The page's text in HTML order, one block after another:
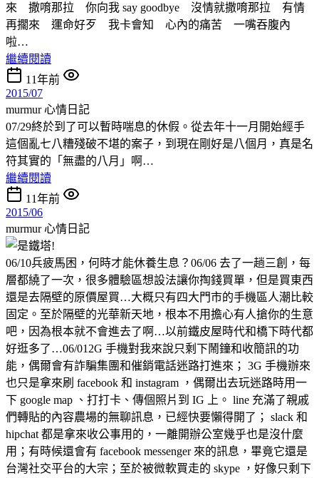
來 撒唷那拉 你向我 say goodbye 沒情就撒唷那拉 有情
再擱來 運命好歹 我卡會知 心內的痛苦 一嘴吞腹內
啦…
繼續閱讀
11年前
2015/07
murmur心情日記
07/29終於到了可以暫時喘息的休假。從去年十一月開始經手
這個亂七八糟殘破不堪的案子，到現在剛好是八個月，真是名
符其實的「無盡的八月」啊…
繼續閱讀
11年前
2015/06
murmur心情日記
06/10兵疲馬困，何時才能休養生息？06/06 去了一趟三創，每
層都繞了一次，很多體驗區想設法讓你掏錢買單，但是買東西
還是去隔壁的原價屋買…大概只有四大門市的手機區人潮比較
固定。至於隔壁的光華新天地，根本不用擔心有人搶你的生意
吧，因為根本就不會進去了啊…以前鐵皮屋時代和橋下時代都
好逛多了…06/012G 手機對我來說只剩下鬧鐘和收簡訊的功
能，偶爾會有詐騙集團和催銷電話迷路打進來； 3G 手機辦來
也只是拿來刷 facebook 和 instagram ，偶爾出去玩迷路時用一
下 google map 、打打卡、傳個照片到 IG 上。 line 充滿了親戚
們轉貼的內容農場的無聊訊息，已經快要懶得開了； slack 和
hipchat 都是拿來收公事用的，一離開辦公室幾乎也是沒什麼
用；有時候還會有 facebook messenger 來的訊息，畢竟它還是
台灣社交平台的大宗；至於被微軟買走的 skype ，好像只剩下